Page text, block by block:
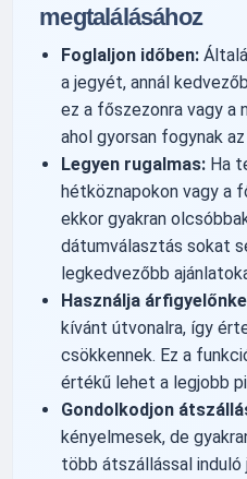
megtalálásához
Foglaljon időben:
a jegyét, annál
ez a főszezonra vagy a
ahol gyorsan fogynak
Legyen rugalmas: Ha
hétköznapokon vagy a
ekkor gyakran
dátumválasztás sokat
legkedvezőbb
Használja
kívánt útvonalra, így
csökkennek. Ez a
értékű lehet a legjobb
Gondolkodjon
kényelmesek, de
több átszállással